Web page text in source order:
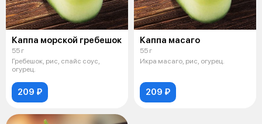
Каппа морской гребешок
55 г
Гребешок, рис, спайс соус,
огурец.
209 ₽
Каппа масаго
55 г
Икра масаго, рис, огурец.
209 ₽